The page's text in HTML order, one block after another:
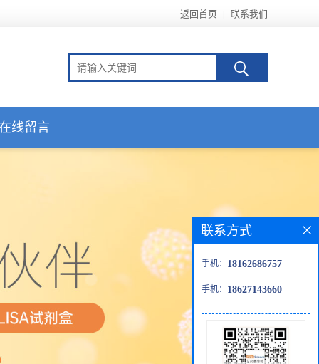
返回首页 | 联系我们
线留言
联系方式
手机： 18162686757
手机： 18627143660